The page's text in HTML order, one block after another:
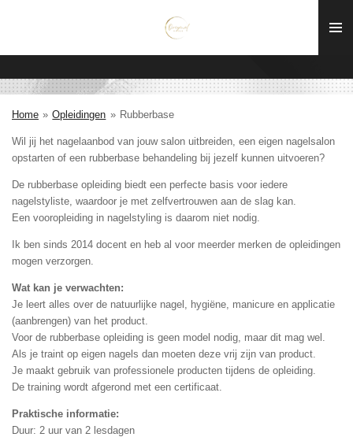
hoofdinhoud
Home » Opleidingen » Rubberbase
Wil jij het nagelaanbod van jouw salon uitbreiden, een eigen nagelsalon
opstarten of een rubberbase behandeling bij jezelf kunnen uitvoeren?
De rubberbase opleiding biedt een perfecte basis voor iedere
nagelstyliste, waardoor je met zelfvertrouwen aan de slag kan.
Een vooropleiding in nagelstyling is daarom niet nodig.
Ik ben sinds 2014 docent en heb al voor meerder merken de opleidingen
mogen verzorgen.
Wat kan je verwachten:
Je leert alles over de natuurlijke nagel, hygiëne, manicure en applicatie
(aanbrengen) van het product.
Voor de rubberbase opleiding is geen model nodig, maar dit mag wel.
Als je traint op eigen nagels dan moeten deze vrij zijn van product.
Je maakt gebruik van professionele producten tijdens de opleiding.
De training wordt afgerond met een certificaat.
Praktische informatie:
Duur: 2 uur van 2 lesdagen